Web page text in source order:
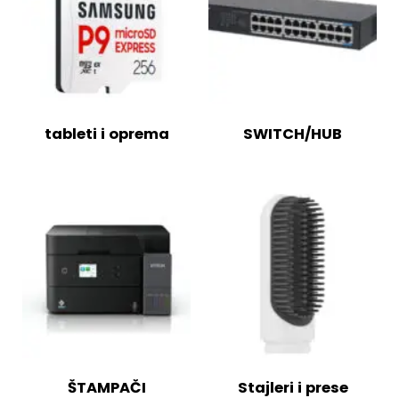
tableti i oprema SWITCH/HUB
ŠTAMPAČI Stajleri i prese